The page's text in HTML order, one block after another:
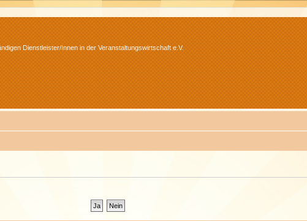
Dienstleister/Innen in der Veranstaltungswirtschaft e.V.